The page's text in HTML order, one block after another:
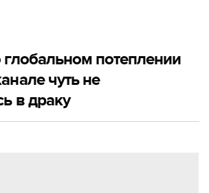
потеплении
чуть не
в драку